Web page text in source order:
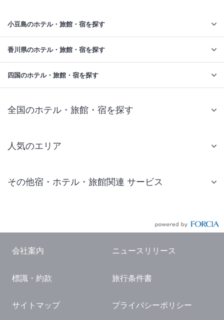
小豆島のホテル・旅館・宿を探す
香川県のホテル・旅館・宿を探す
四国のホテル・旅館・宿を探す
全国のホテル・旅館・宿を探す
人気のエリア
仙台 ホテル
東京ドーム ホテル
横浜 ホテル
熱海 ホテル
その他宿・ホテル・旅館関連 サービス
国内観光ガイド
旅行・観光情報
会社案内 ニュースリリース
標識・約款 旅行条件書
サイトマップ プライバシーポリシー